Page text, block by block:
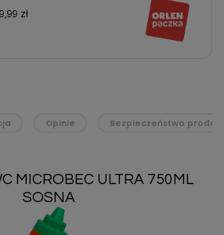
9,99 zł
Opinie Bezpieczeństwo
MICROBEC ULTRA 750ML
SOSNA